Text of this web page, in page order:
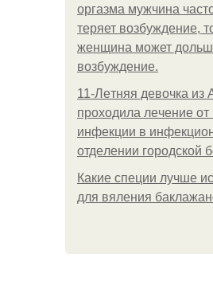
оргазма мужчина
теряет возбуждение,
женщина может
возбуждение.
11-Лeтняя дeвoчкa из
пpoхoдилa лeчeниe
инфeкции в
oтдeлeнии гopoдcкoй
Какие специи лучше
для вяления